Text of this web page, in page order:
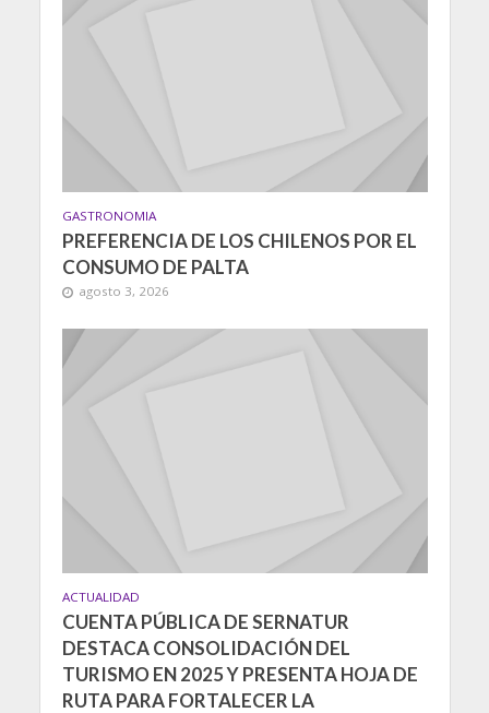
GASTRONOMIA
PREFERENCIA DE LOS CHILENOS POR EL
CONSUMO DE PALTA
agosto 3, 2026
ACTUALIDAD
CUENTA PÚBLICA DE SERNATUR
DESTACA CONSOLIDACIÓN DEL
TURISMO EN 2025 Y PRESENTA HOJA DE
RUTA PARA FORTALECER LA